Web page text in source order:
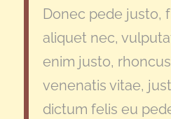
Donec pede justo,
aliquet nec,
enim justo,
venenatis vitae,
dictum felis eu